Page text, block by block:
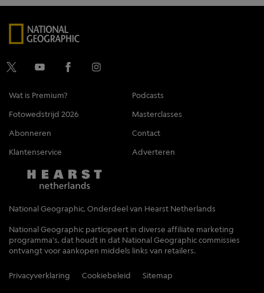
Wat is Premium?
Podcasts
Fotowedstrijd 2026
Masterclasses
Abonneren
Contact
Klantenservice
Adverteren
National Geographic, Onderdeel van Hearst Netherlands
National Geographic participeert in diverse affiliate marketing
programma's, dat houdt in dat National Geographic commissies
ontvangt voor aankopen middels links van retailers.
Privacyverklaring Cookiebeleid Sitemap